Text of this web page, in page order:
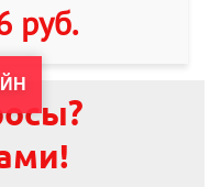
руб.